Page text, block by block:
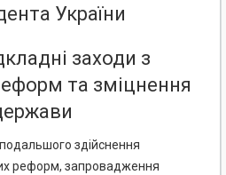
України
заходи з
та зміцнення
здійснення
реформ, запровадження